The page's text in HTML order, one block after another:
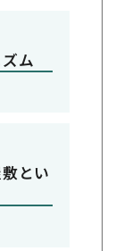
ム
とい